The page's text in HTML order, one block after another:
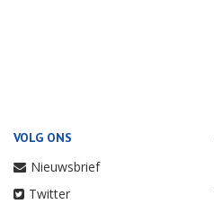
VOLG ONS
Nieuwsbrief
Twitter